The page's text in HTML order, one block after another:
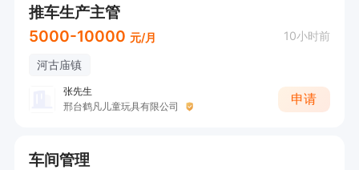
推车生产主管
5000-10000 元/月 10小时前
河古庙镇
张先生
邢台鹤凡儿童玩具有限公司
申请
车间管理